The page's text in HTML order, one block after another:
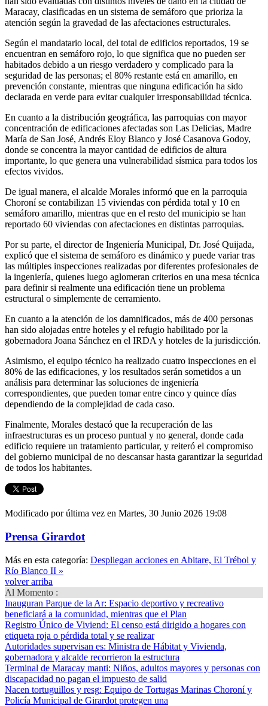
Maracay, clasificadas en un sistema de semáforo que prioriza la
atención según la gravedad de las afectaciones estructurales.
Según el mandatario local, del total de edificios reportados, 19 se
encuentran en semáforo rojo, lo que significa que no pueden ser
habitados debido a un riesgo verdadero y complicado para la
seguridad de las personas; el 80% restante está en amarillo, en
prevención constante, mientras que ninguna edificación ha sido
declarada en verde para evitar cualquier irresponsabilidad técnica.
En cuanto a la distribución geográfica, las parroquias con mayor
concentración de edificaciones afectadas son Las Delicias, Madre
María de San José, Andrés Eloy Blanco y José Casanova Godoy,
donde se concentra la mayor cantidad de edificios de altura
importante, lo que genera una vulnerabilidad sísmica para todos los
efectos vividos.
De igual manera, el alcalde Morales informó que en la parroquia
Choroní se contabilizan 15 viviendas con pérdida total y 10 en
semáforo amarillo, mientras que en el resto del municipio se han
reportado 60 viviendas con afectaciones en distintas parroquias.
Por su parte, el director de Ingeniería Municipal, Dr. José Quijada,
explicó que el sistema de semáforo es dinámico y puede variar tras
las múltiples inspecciones realizadas por diferentes profesionales de
la ingeniería, quienes luego aglomeran criterios en una mesa técnica
para definir si realmente una edificación tiene un problema
estructural o simplemente de cerramiento.
En cuanto a la atención de los damnificados, más de 400 personas
han sido alojadas entre hoteles y el refugio habilitado por la
gobernadora Joana Sánchez en el IRDA y hoteles de la jurisdicción.
Asimismo, el equipo técnico ha realizado cuatro inspecciones en el
80% de las edificaciones, y los resultados serán sometidos a un
análisis para determinar las soluciones de ingeniería
correspondientes, que pueden tomar entre cinco y quince días
dependiendo de la complejidad de cada caso.
Finalmente, Morales destacó que la recuperación de las
infraestructuras es un proceso puntual y no general, donde cada
edificio requiere un tratamiento particular, y reiteró el compromiso
del gobierno municipal de no descansar hasta garantizar la seguridad
de todos los habitantes.
Modificado por última vez en Martes, 30 Junio 2026 19:08
Prensa Girardot
Más en esta categoría: Despliegan acciones en Abitare, El Trébol y
Río Blanco II »
volver arriba
Al Momento :
Inauguran Parque de la Ar: Espacio deportivo y recreativo
beneficiará a la comunidad, mientras que el Plan
Registro Único de Viviend: El censo está dirigido a hogares con
etiqueta roja o pérdida total y se realizar
Autoridades supervisan es: Ministra de Hábitat y Vivienda,
gobernadora y alcalde recorrieron la estructura
Terminal de Maracay manti: Niños, adultos mayores y personas con
discapacidad no pagan el impuesto de salid
Nacen tortuguillos y resg: Equipo de Tortugas Marinas Choroní y
Policía Municipal de Girardot protegen una